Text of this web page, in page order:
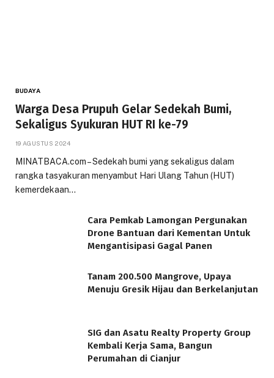
BUDAYA
Warga Desa Prupuh Gelar Sedekah Bumi,
Sekaligus Syukuran HUT RI ke-79
19 AGUSTUS 2024
MINATBACA.com – Sedekah bumi yang sekaligus dalam
rangka tasyakuran menyambut Hari Ulang Tahun (HUT)
kemerdekaan…
Cara Pemkab Lamongan Pergunakan
Drone Bantuan dari Kementan Untuk
Mengantisipasi Gagal Panen
Tanam 200.500 Mangrove, Upaya
Menuju Gresik Hijau dan Berkelanjutan
SIG dan Asatu Realty Property Group
Kembali Kerja Sama, Bangun
Perumahan di Cianjur